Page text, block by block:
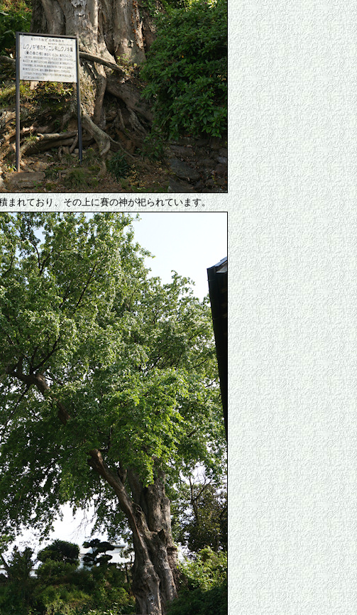
まれており、その上に賽の神が祀られています。